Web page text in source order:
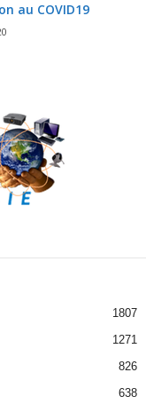
au COVID19
1807
1271
826
638